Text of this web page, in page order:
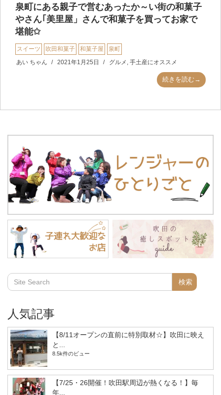
泉町にある親子で営むあったか～い街の和菓子
やさん｢美里屋」さんで和菓子を買ってお家で
堪能✩
スイーツ 吹田和菓子 和菓子屋
泉町
あい ちゃん
2021年1月25日 グルメ 手土産にオススメ
続きを読む→
人気記事
【8/11オープンの直前に特別取材☆】吹田に映え
と...
8.5k件のビュー
【7/25・26開催！吹田駅周辺が熱くなる！】毎
年...